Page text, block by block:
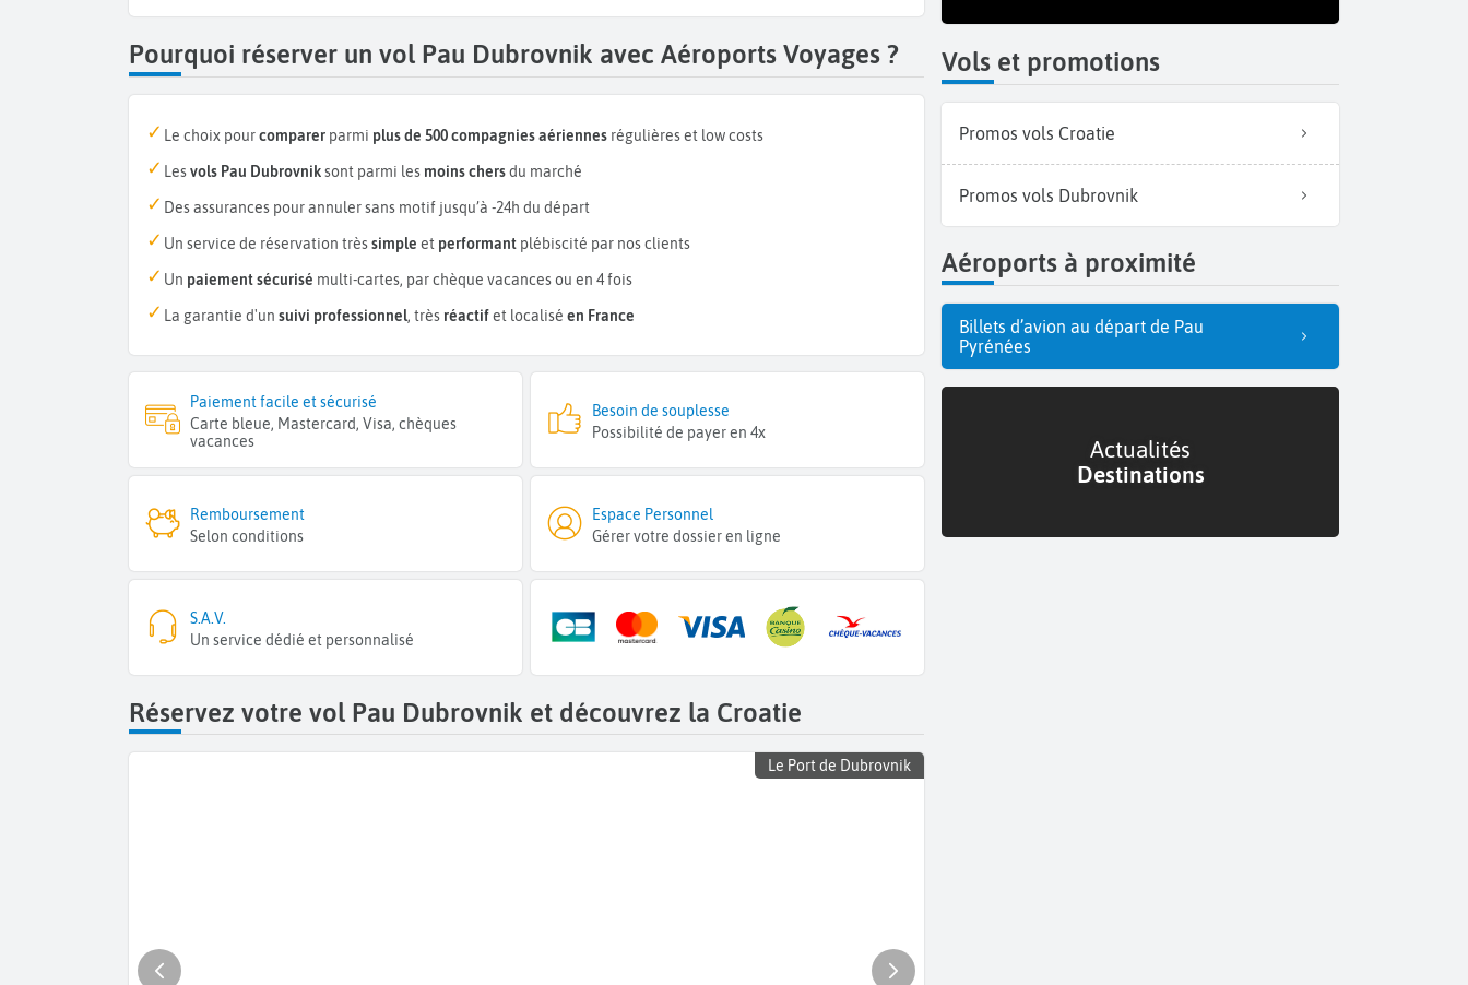
Pourquoi réserver un vol Pau Dubrovnik avec Aéroports Voyages ?
Le choix pourcomparer parmi plus de 500 compagnies aériennes régulières et low costs
Lesvols Pau Dubrovniksont parmi les moins chersdu marché
Des assurances pour annuler sans motif jusqu’à -24h du départ
Un service de réservation trèssimple et performant plébiscité par nos clients
Un paiement sécurisé multi-cartes, par chèque vacances ou en 4 fois
La garantie d'un suivi professionnel, très réactifet localisé en France
Paiement facile et sécurisé
Carte bleue, Mastercard, Visa, chèques
vacances
Besoin de souplesse
Possibilité de payer en 4x
Remboursement
Selon conditions
Espace Personnel
Gérer votre dossier en ligne
S.A.V.
Un service dédié et personnalisé
Réservez votre vol Pau Dubrovnik et découvrez la Croatie
Le Port de Dubrovnik
Vols et promotions
Promos vols Croatie
Promos vols Dubrovnik
Aéroports à proximité
Billets d’avion au départ de Pau
Pyrénées
Actualités
Destinations